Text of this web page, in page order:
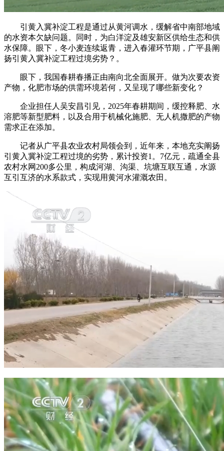
引黄入冀补淀工程是通过从黄河调水，缓解省中南部地域
的水资本欠缺问题。同时，为白洋淀及雄安新区供给生态和供
水保障。眼下，冬小麦连续返青，进入春灌环节期，广平县阐
扬引黄入冀补淀工程过境劣势？。
眼下，我国春耕春播正由南向北全面展开。做为次要农资
产物，化肥市场的供需环境若何，又呈现了哪些新变化？
企业担任人吴安昌引见，2025年春耕期间，缓控释肥、水
溶肥等新型肥料，以及合用于机械化施肥、无人机撒肥的产物
需求正在添加。
记者从广平县农业农村局领会到，近年来，本地充实阐扬
引黄入冀补淀工程过境的劣势，累计投资1。7亿元，疏通全县
农村水网200多公里，构成河湖、沟渠、坑塘互联互通，水源
互引互济的水系款式，实现用黄河水灌溉农田。